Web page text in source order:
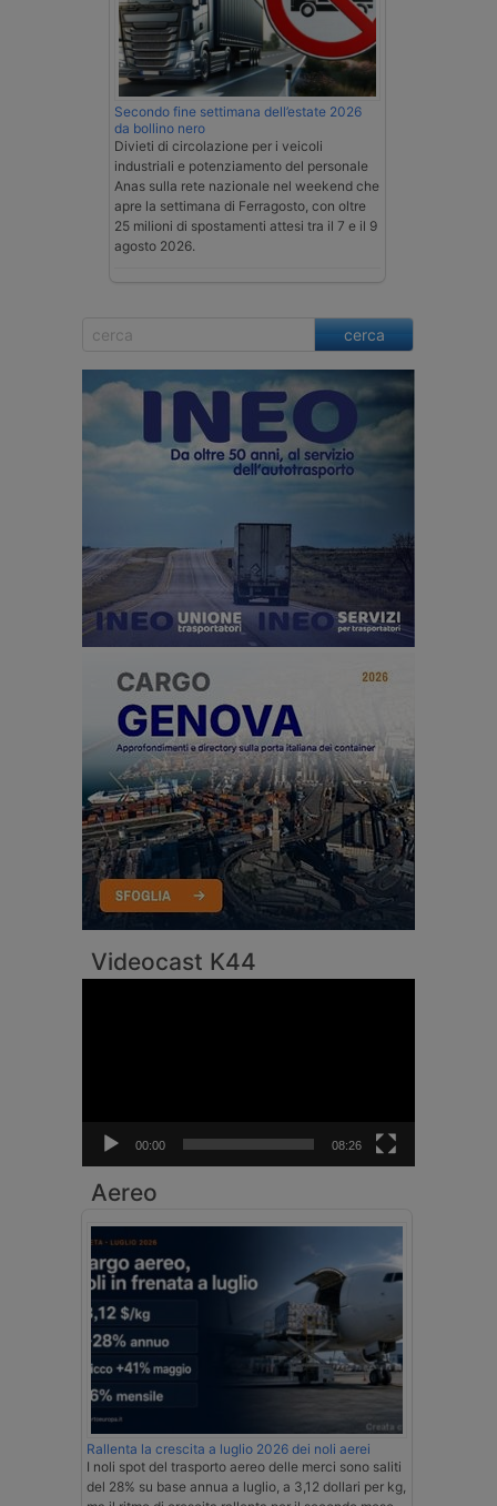
Secondo fine settimana dell’estate 2026
da bollino nero
Divieti di circolazione per i veicoli
industriali e potenziamento del personale
Anas sulla rete nazionale nel weekend che
apre la settimana di Ferragosto, con oltre
25 milioni di spostamenti attesi tra il 7 e il 9
agosto 2026.
cerca
Videocast K44
00:00 08:26
Aereo
Rallenta la crescita a luglio 2026 dei noli aerei
I noli spot del trasporto aereo delle merci sono saliti
del 28% su base annua a luglio, a 3,12 dollari per kg,